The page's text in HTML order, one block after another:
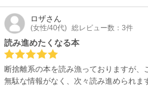
ロザさん
(女性/40代) 総レビュー数：3件
読み進めたくなる本
断捨離系の本を読み漁っておりますが、
無駄な情報がなく、次々読み進められま